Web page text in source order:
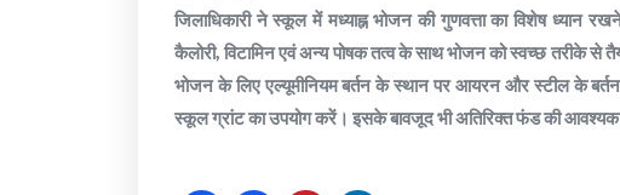
जिलाधिकारी ने स्कूल में मध्याह्न भोजन की गुणवत्ता का विशेष ध्यान
कैलोरी, विटामिन एवं अन्य पोषक तत्व के साथ भोजन को स्वच्छ तरीके से
भोजन के लिए एल्यूमीनियम बर्तन के स्थान पर आयरन और स्टील के
स्कूल ग्रांट का उपयोग करें। इसके बावजूद भी अतिरिक्त फंड की आवश्यक